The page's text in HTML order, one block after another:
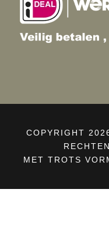
COPYRIGHT
MET TROTS